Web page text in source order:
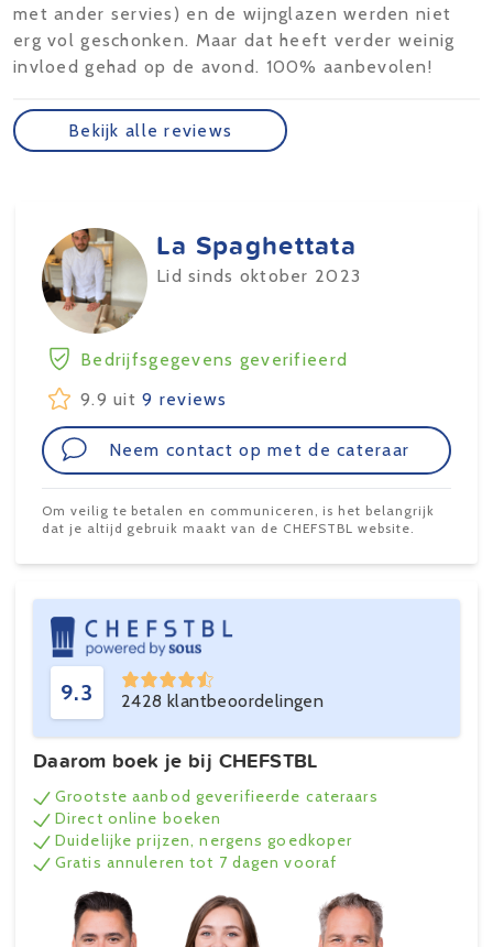
met ander servies) en de wijnglazen werden niet
erg vol geschonken. Maar dat heeft verder weinig
invloed gehad op de avond. 100% aanbevolen!
Bekijk alle reviews
La Spaghettata
Lid sinds oktober 2023
Bedrijfsgegevens geverifieerd
9.9 uit9 reviews
Neem contact op met de cateraar
Om veilig te betalen en communiceren, is het belangrijk
dat je altijd gebruik maakt van de CHEFSTBL website.
9.3 2428 klantbeoordelingen
Daarom boek je bij CHEFSTBL
Grootste aanbod geverifieerde cateraars
Direct online boeken
Duidelijke prijzen, nergens goedkoper
Gratis annuleren tot 7 dagen vooraf